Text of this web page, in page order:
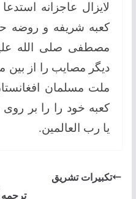
لایزال عاجزانه
کعبه شریفه و
مصطفی صلی الله
دیگر مصایب را از
ملت مسلمان
کعبه خود را را بر
یا رب العالمین.
تكبيرات تشريق
ترجمه آیات 80